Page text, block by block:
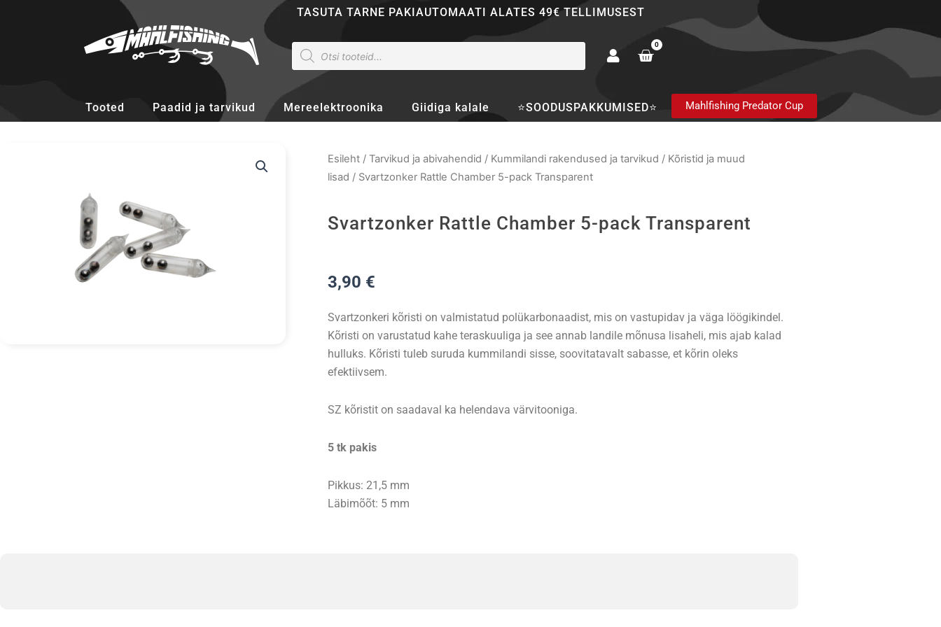
TASUTA TARNE PAKIAUTOMAATI ALATES 49€ TELLIMUSEST
Products
search
0
Cart
Tooted Paadid ja tarvikud Mereelektroonika Giidiga kalale ⭐SOODUSPAKKUMISED⭐ Mahlfishing Predator Cup
Esileht/ Tarvikud ja abivahendid / Kummilandi rakendused ja tarvikud / Kõristid ja muud
lisad / Svartzonker Rattle Chamber 5-pack Transparent
Svartzonker Rattle Chamber 5-pack Transparent
3,90 €
Svartzonkeri kõristi on valmistatud polükarbonaadist, mis on vastupidav ja väga löögikindel.
Kõristi on varustatud kahe teraskuuliga ja see annab landile mõnusa lisaheli, mis ajab kalad
hulluks. Kõristi tuleb suruda kummilandi sisse, soovitatavalt sabasse, et kõrin oleks
efektiivsem.
SZ kõristit on saadaval ka helendava värvitooniga.
5 tk pakis
Pikkus: 21,5 mm
Läbimõõt: 5 mm